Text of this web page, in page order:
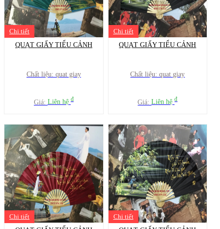
Chi tiết
QUẠT GIẤY TIỂU CẢNH
Chất liệu: quat giay
Giá: Liên hệ đ
Chi tiết
QUẠT GIẤY TIỂU CẢNH
Chất liệu: quat giay
Giá:Liên hệđ
Chi tiết
Chi tiết